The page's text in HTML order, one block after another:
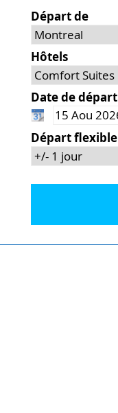
Départ de
Hôtels
Date de départ
Départ flexible